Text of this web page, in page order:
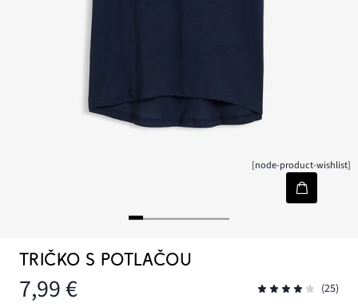
[node-product-wishlist]
TRIČKO S POTLAČOU
7,99 € (25)